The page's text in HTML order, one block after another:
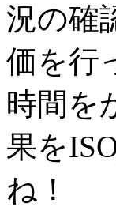
況の確
価を行
時間を
果を
ね！